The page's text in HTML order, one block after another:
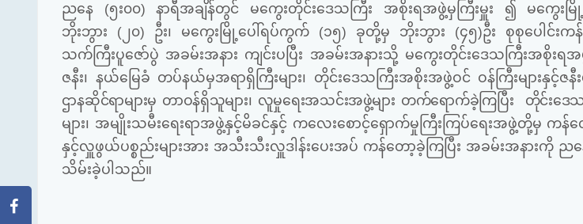
ညနေ (၅း၀၀) နာရီအချိန်တွင် မကွေးတိုင်းဒေသကြီး အစိုးရအဖွဲ့မှကြီးမှူး ၍ မကွေးမြို့
ဘိုးဘွား (၂၀) ဦး၊ မကွေးမြို့ပေါ်ရပ်ကွက် (၁၅) ခုတို့မှ ဘိုးဘွား (၄၅)ဦး စုစုပေါင်းကန်
သက်ကြီးပူဇော်ပွဲ အခမ်းအနား ကျင်းပပြီး အခမ်းအနားသို့ မကွေးတိုင်းဒေသကြီးအစိုးရ
ဇနီး၊ နယ်မြေခံ တပ်နယ်မှအရာရှိကြီးများ၊ တိုင်းဒေသကြီးအစိုးအဖွဲ့ဝင် ဝန်ကြီးများနှင့်ဇ
ဌာနဆိုင်ရာများမှ တာဝန်ရှိသူများ၊ လူမှုရေးအသင်းအဖွဲ့များ တက်ရောက်ခဲ့ကြပြီး တိုင်းဒေ
များ၊ အမျိုးသမီးရေးရာအဖွဲ့နှင့်မိခင်နှင့် ကလေးစောင့်ရှောက်မှုကြီးကြပ်ရေးအဖွဲ့တို့မှ ကန်
နှင့်လှူဖွယ်ပစ္စည်းများအား အသီးသီးလှူဒါန်းပေးအပ် ကန်တော့ခဲ့ကြပြီး အခမ်းအနားကို ည
သိမ်းခဲ့ပါသည်။